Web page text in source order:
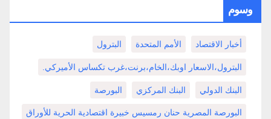
وسوم
أخبار الاقتصاد الأمم المتحدة البترول
البترول،الاسعار اوبك،الخام،برنت،غرب تكساس الأميركي.
البنك الدولي البنك المركزي البورصة
البورصة المصرية حنان رمسيس خبيرة اقتصادية الحرية للأوراق